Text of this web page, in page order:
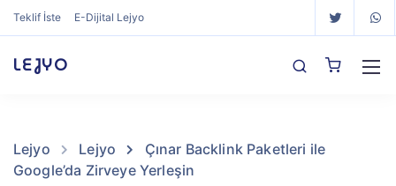
Teklif İste E-Dijital Lejyo
LEJYO
Lejyo Lejyo
Çınar Backlink Paketleri ile
Google’da Zirveye Yerleşin